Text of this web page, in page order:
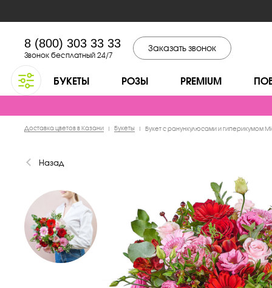
8 (800) 303 33 33
Звонок бесплатный 24/7
Заказать звонок
БУКЕТЫ РОЗЫ PREMIUM
Доставка цветов в Казани | Букеты | Букет с ранункулюсами и гиперикумом
Назад